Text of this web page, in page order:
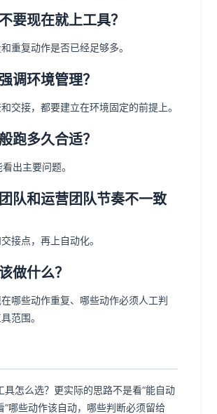
要现在就上工具？
重复动作是否已经足够多。
调环境管理？
交接，都要建立在环境固定的前提上。
跑多久合适？
出主要问题。
队和运营团队节奏不一致
接点，再上自动化。
做什么？
哪些动作重复、哪些动作必须人工判
范围。
具怎么选？更实际的思路不是看“能自动
“哪些动作该自动，哪些判断必须留给